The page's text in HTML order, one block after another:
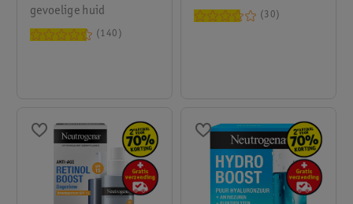
gevoelige huid
140
30